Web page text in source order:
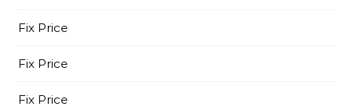
Fix Price
Fix Price
Fix Price